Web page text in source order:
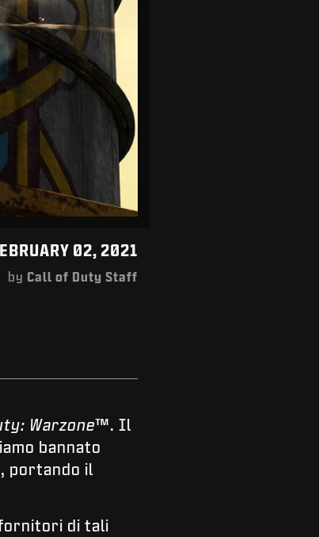
02, 2021
by Call of Duty Staff
Warzone™. Il
bannato
, portando il
fornitori di tali